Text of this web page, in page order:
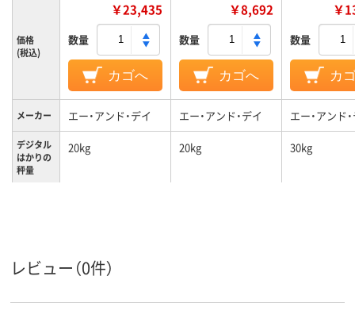
価格
(税込)
￥23,435
数量
カゴへ
￥8,692
数量
カゴへ
￥
数量
カ
メーカー エー・アンド・デイ エー・アンド・デイ エー・アンド
デジタル
はかりの
秤量
20kg 20kg 30kg
レビュー（0件）